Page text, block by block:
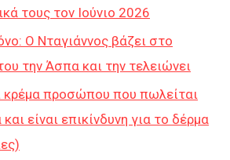
τους τον Ιούνιο 2026
Ο Νταγιάννος βάζει στο
την Άσπα και την τελειώνει
κρέμα προσώπου που πωλείται
είναι επικίνδυνη για το δέρμα